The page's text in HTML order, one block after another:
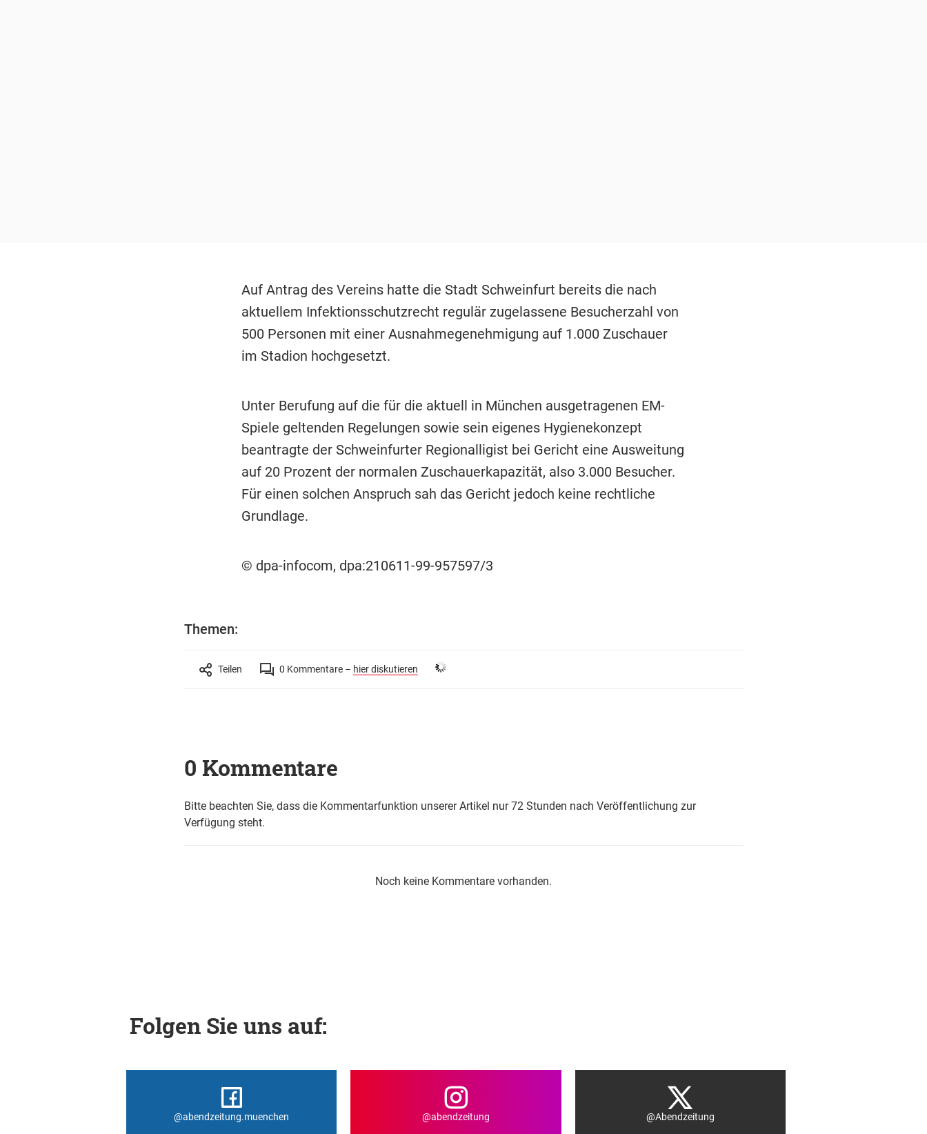
Auf Antrag des Vereins hatte die Stadt Schweinfurt bereits die nach
aktuellem Infektionsschutzrecht regulär zugelassene Besucherzahl von
500 Personen mit einer Ausnahmegenehmigung auf 1.000 Zuschauer
im Stadion hochgesetzt.
Unter Berufung auf die für die aktuell in München ausgetragenen EM-
Spiele geltenden Regelungen sowie sein eigenes Hygienekonzept
beantragte der Schweinfurter Regionalligist bei Gericht eine Ausweitung
auf 20 Prozent der normalen Zuschauerkapazität, also 3.000 Besucher.
Für einen solchen Anspruch sah das Gericht jedoch keine rechtliche
Grundlage.
© dpa-infocom, dpa:210611-99-957597/3
Themen:
Teilen 0 Kommentare – hier diskutieren
0 Kommentare
Bitte beachten Sie, dass die Kommentarfunktion unserer Artikel nur 72 Stunden nach Veröffentlichung zur
Verfügung steht.
Noch keine Kommentare vorhanden.
Folgen Sie uns auf:
@abendzeitung.muenchen @abendzeitung @Abendzeitung